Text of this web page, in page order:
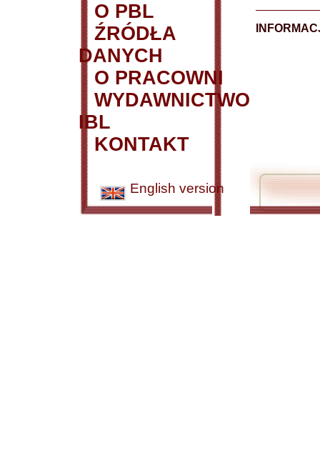
O PBL
ŹRÓDŁA
DANYCH
O PRACOWNI
WYDAWNICTWO
IBL
KONTAKT
English version